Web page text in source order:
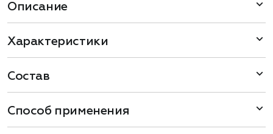
Описание
Характеристики
Состав
Способ применения